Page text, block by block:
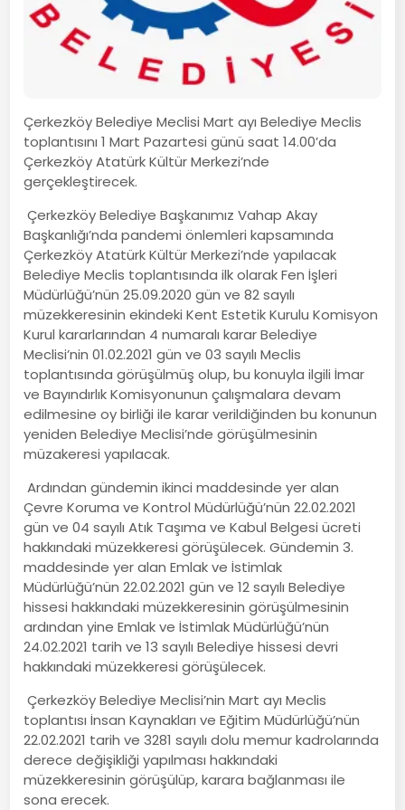
Çerkezköy Belediye Meclisi Mart ayı Belediye Meclis
toplantısını 1 Mart Pazartesi günü saat 14.00’da
Çerkezköy Atatürk Kültür Merkezi’nde
gerçekleştirecek.
Çerkezköy Belediye Başkanımız Vahap Akay
Başkanlığı’nda pandemi önlemleri kapsamında
Çerkezköy Atatürk Kültür Merkezi’nde yapılacak
Belediye Meclis toplantısında ilk olarak Fen İşleri
Müdürlüğü’nün 25.09.2020 gün ve 82 sayılı
müzekkeresinin ekindeki Kent Estetik Kurulu Komisyon
Kurul kararlarından 4 numaralı karar Belediye
Meclisi’nin 01.02.2021 gün ve 03 sayılı Meclis
toplantısında görüşülmüş olup, bu konuyla ilgili İmar
ve Bayındırlık Komisyonunun çalışmalara devam
edilmesine oy birliği ile karar verildiğinden bu konunun
yeniden Belediye Meclisi’nde görüşülmesinin
müzakeresi yapılacak.
Ardından gündemin ikinci maddesinde yer alan
Çevre Koruma ve Kontrol Müdürlüğü’nün 22.02.2021
gün ve 04 sayılı Atık Taşıma ve Kabul Belgesi ücreti
hakkındaki müzekkeresi görüşülecek. Gündemin 3.
maddesinde yer alan Emlak ve İstimlak
Müdürlüğü’nün 22.02.2021 gün ve 12 sayılı Belediye
hissesi hakkındaki müzekkeresinin görüşülmesinin
ardından yine Emlak ve İstimlak Müdürlüğü’nün
24.02.2021 tarih ve 13 sayılı Belediye hissesi devri
hakkındaki müzekkeresi görüşülecek.
Çerkezköy Belediye Meclisi’nin Mart ayı Meclis
toplantısı İnsan Kaynakları ve Eğitim Müdürlüğü’nün
22.02.2021 tarih ve 3281 sayılı dolu memur kadrolarında
derece değişikliği yapılması hakkındaki
müzekkeresinin görüşülüp, karara bağlanması ile
sona erecek.